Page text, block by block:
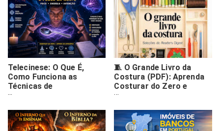
Telecinese: O Que É,
Como Funciona as
Técnicas de
Desenvolvimento Mental
🧵 O Grande Livro da
Costura (PDF): Aprenda
Costurar do Zero e
Comece Hoje Mesmo